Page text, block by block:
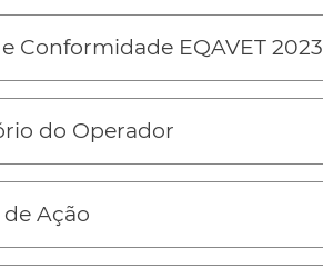
Conformidade EQAVET 2023
do Operador
Ação